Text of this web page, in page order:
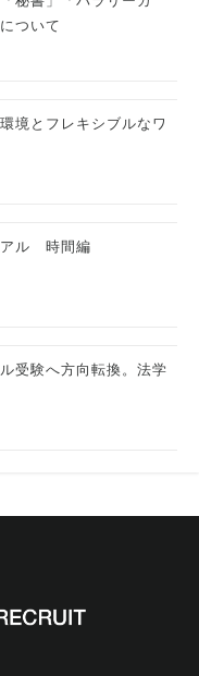
ついて
境とフレキシブルなワ
アル 時間編
受験へ方向転換。法学